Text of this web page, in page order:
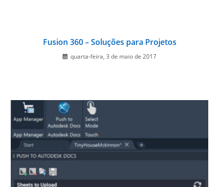
Fusion 360 – Soluções para Projetos
quarta-feira, 3 de maio de 2017